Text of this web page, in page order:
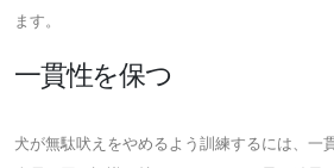
ます。
一貫性を保つ
犬が無駄吠えをやめるよう訓練するには、一